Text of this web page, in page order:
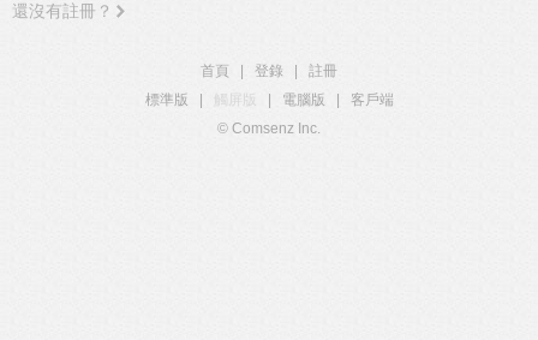
還沒有註冊？
首頁 登錄
註冊
標準版
觸屏版 電腦版
客戶端
© Comsenz Inc.